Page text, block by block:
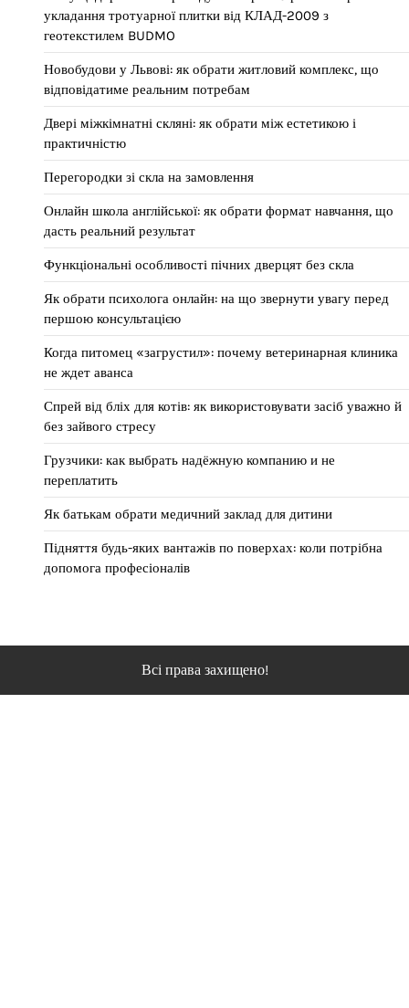
укладання тротуарної плитки від КЛАД-2009 з
геотекстилем BUDMO
Новобудови у Львові: як обрати житловий комплекс, що
відповідатиме реальним потребам
Двері міжкімнатні скляні: як обрати між естетикою і
практичністю
Перегородки зі скла на замовлення
Онлайн школа англійської: як обрати формат навчання, що
дасть реальний результат
Функціональні особливості пічних дверцят без скла
Як обрати психолога онлайн: на що звернути увагу перед
першою консультацією
Когда питомец «загрустил»: почему ветеринарная клиника
не ждет аванса
Спрей від бліх для котів: як використовувати засіб уважно й
без зайвого стресу
Грузчики: как выбрать надёжную компанию и не
переплатить
Як батькам обрати медичний заклад для дитини
Підняття будь-яких вантажів по поверхах: коли потрібна
допомога професіоналів
Всі права захищено!